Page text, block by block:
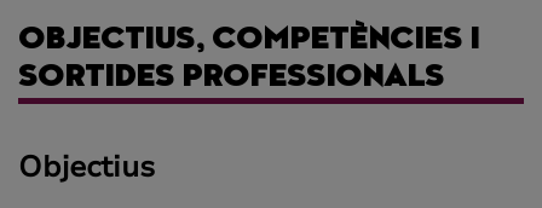
OBJECTIUS, COMPETÈNCIES I
SORTIDES PROFESSIONALS
Objectius